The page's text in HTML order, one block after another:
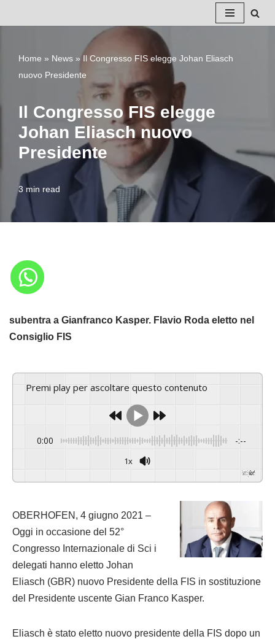
Home » News » Il Congresso FIS elegge Johan Eliasch
nuovo Presidente
Il Congresso FIS elegge
Johan Eliasch nuovo
Presidente
3 min read
subentra a Gianfranco Kasper. Flavio Roda eletto nel
Consiglio FIS
Premi play per ascoltare questo contenuto
0:00 -:--
1x
GSpeech
OBERHOFEN, 4 giugno 2021 –
Oggi in occasione del 52°
Congresso Internazionale di Sci i
delegati hanno eletto Johan
Eliasch (GBR) nuovo Presidente della FIS in sostituzione
del Presidente uscente Gian Franco Kasper.
Eliasch è stato eletto nuovo presidente della FIS dopo un